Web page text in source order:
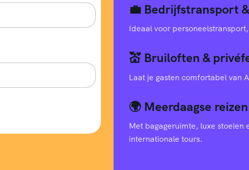
💼 Bedrijfstransport
Ideaal voor
💒 Bruiloften &
Laat je gasten comfortabel van
🌍 Meerdaagse reizen
Met bagageruimte, luxe stoelen
internationale tours.